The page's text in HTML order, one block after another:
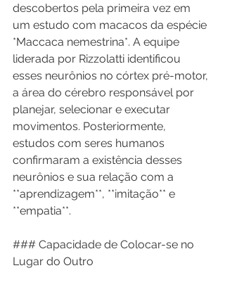
descobertos pela primeira vez em
um estudo com macacos da espécie
*Maccaca nemestrina*. A equipe
liderada por Rizzolatti identificou
esses neurônios no córtex pré-motor,
a área do cérebro responsável por
planejar, selecionar e executar
movimentos. Posteriormente,
estudos com seres humanos
confirmaram a existência desses
neurônios e sua relação com a
**aprendizagem**, **imitação** e
**empatia**.
### Capacidade de Colocar-se no
Lugar do Outro